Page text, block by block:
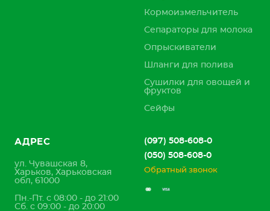
Кормоизмельчитель
Сепараторы для молока
Опрыскиватели
Шланги для полива
Сушилки для овощей и
фруктов
Сейфы
АДРЕС
ул. Чувашская 8,
Харьков, Харьковская
обл, 61000
Пн.-Пт. с 08:00 - до 21:00
Сб. с 09:00 - до 20:00
(097) 508-608-0
(050) 508-608-0
Обратный звонок